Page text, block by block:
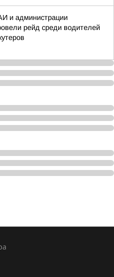
и администрации
рейд среди водителей